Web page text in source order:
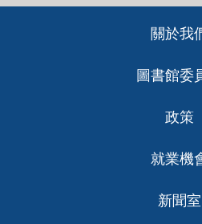
關於我
圖書館委
政策
就業機
新聞室